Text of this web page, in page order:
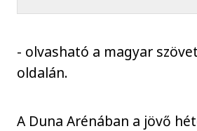
- olvasható a magyar
oldalán.
A Duna Arénában a jövő